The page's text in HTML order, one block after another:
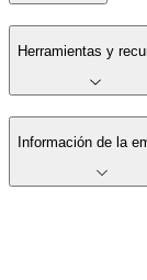
Herramientas y
Información de la